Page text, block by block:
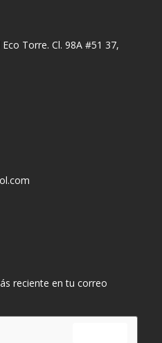
Torre. Cl. 98A #51 37,
reciente en tu correo